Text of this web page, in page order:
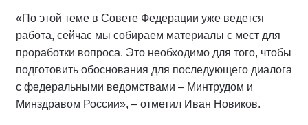
«По этой теме в Совете Федерации уже ведется
работа, сейчас мы собираем материалы с мест для
проработки вопроса. Это необходимо для того, чтобы
подготовить обоснования для последующего диалога
с федеральными ведомствами – Минтрудом и
Минздравом России», – отметил Иван Новиков.